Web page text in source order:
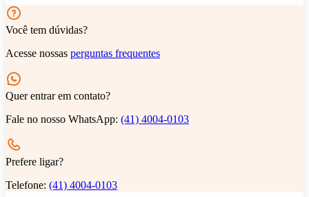
Você tem dúvidas?
Acesse nossas perguntas frequentes
Quer entrar em contato?
Fale no nosso WhatsApp: (41) 4004-0103
Prefere ligar?
Telefone: (41) 4004-0103